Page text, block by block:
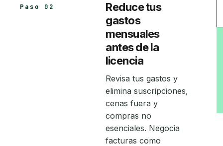
Paso 02
Reduce tus
gastos
mensuales
antes de la
licencia
Revisa tus gastos y
elimina suscripciones,
cenas fuera y
compras no
esenciales. Negocia
facturas como